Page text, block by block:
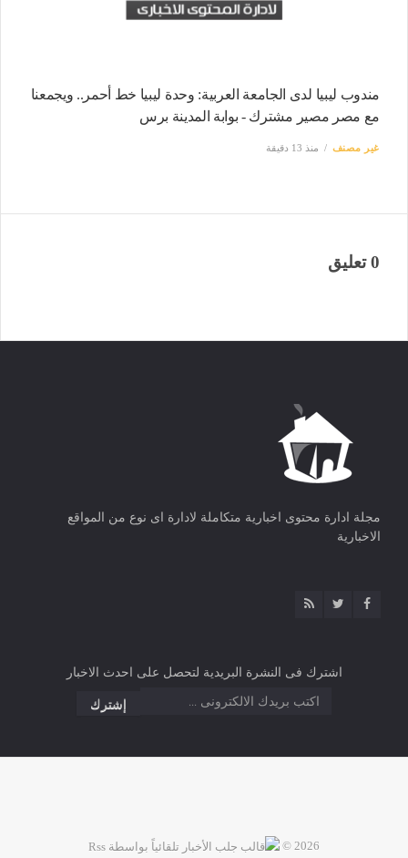
مندوب ليبيا لدى الجامعة العربية: وحدة ليبيا خط أحمر.. ويجمعنا
مع مصر مصير مشترك - بوابة المدينة برس
غير مصنف منذ 13 دقيقة
0 تعليق
مجلة ادارة محتوى اخبارية متكاملة لادارة اى نوع من المواقع
الاخبارية
اشترك فى النشرة البريدية لتحصل على احدث الاخبار
2026 ©